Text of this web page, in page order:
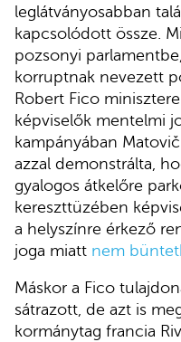
leglátványosabban
kapcsolódott össze.
pozsonyi
korruptnak nevezett
Robert Fico
képviselők mentelmi
kampányában
azzal demonstrálta,
gyalogos átkelőre
kereszttüzében
a helyszínre érkező
joga miatt nem
Máskor a Fico
sátrazott, de azt is
kormánytag francia